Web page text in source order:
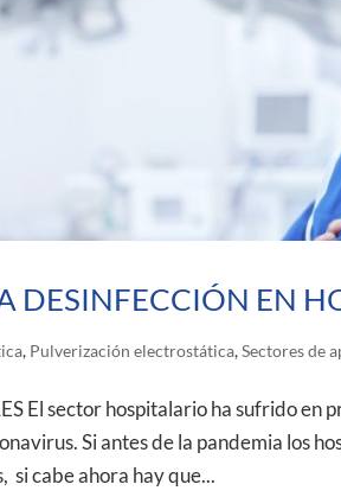
DESINFECCIÓN EN
, Pulverización electrostática,Sectores de
El sector hospitalario ha sufrido en
Si antes de la pandemia los
si cabe ahora hay que...